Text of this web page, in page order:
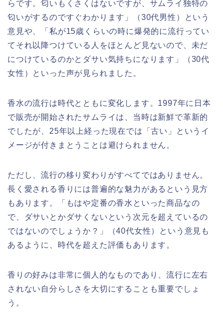
らです。匂いもくさくはないですが、サムライ独特の
匂いがするのですぐわかります」（30代男性）という
意見や、「私が15歳くらいの時に爆発的に流行ってい
てそれ以降つけている人をほとんど見ないので、未だ
につけているのかとダサい気持ちになります」（30代
女性）といった声が見られました。
香水の流行は時代とともに変化します。1997年に日本
で販売が開始されたサムライは、当時は新鮮で革新的
でしたが、25年以上経った現在では「古い」というイ
メージが付きまとうことは避けられません。
ただし、流行の移り変わりがすべてではありません。
長く愛される香りには普遍的な魅力があるという見方
もあります。「もはや定番の香水といった商品なの
で、ダサいとかダサくないという次元を超えているの
ではないのでしょうか？」（40代女性）という意見も
あるように、時代を超えた評価もあります。
香りの好みは非常に個人的なものであり、流行に左右
されない自分らしさを大切にすることも重要でしょ
う。